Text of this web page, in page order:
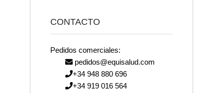
CONTACTO
Pedidos comerciales:
pedidos@equisalud.com
+34 948 880 696
+34 919 016 564